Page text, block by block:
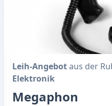
Leih-Angebotaus der
Elektronik
Megaphon